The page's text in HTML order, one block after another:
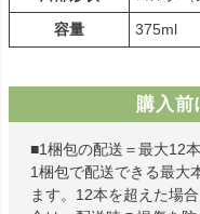
容量
375ml
購入前
■1梱包の配送＝最大12
1梱包で配送できる最大
ます。12本を超えた場